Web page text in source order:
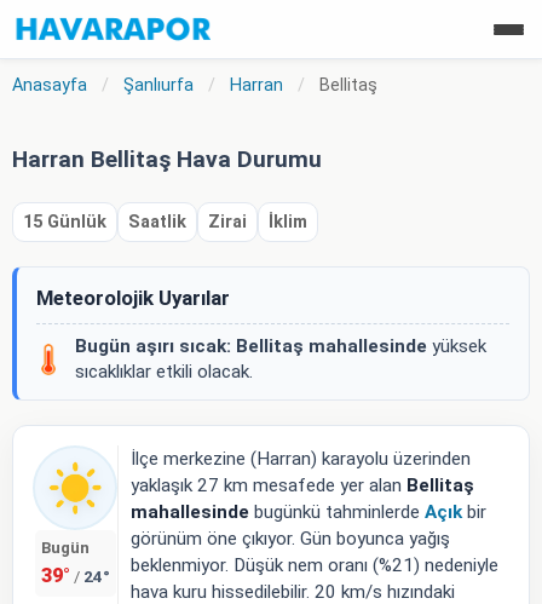
Anasayfa / Şanlıurfa / Harran / Bellitaş
Harran Bellitaş Hava Durumu
15 Günlük Saatlik Zirai İklim
Meteorolojik Uyarılar
Bugün aşırı sıcak: Bellitaş mahallesinde yüksek
sıcaklıklar etkili olacak.
Bugün
39° / 24°
İlçe merkezine (Harran) karayolu üzerinden
yaklaşık 27 km mesafede yer alan Bellitaş
mahallesinde bugünkü tahminlerde Açıkbir
görünüm öne çıkıyor. Gün boyunca yağış
beklenmiyor. Düşük nem oranı (%21) nedeniyle
hava kuru hissedilebilir. 20 km/s hızındaki